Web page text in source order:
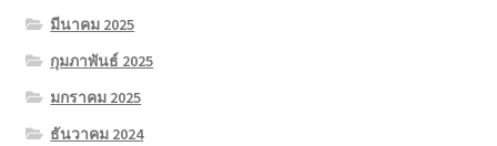
มีนาคม 2025
กุมภาพันธ์ 2025
มกราคม 2025
ธันวาคม 2024